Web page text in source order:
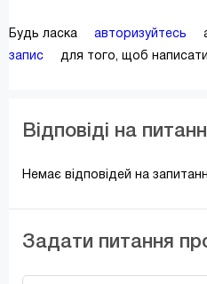
Будь ласка авторизуйтесь
запис
для того, щоб написати
Відповіді на
Немає відповідей на
Задати питання